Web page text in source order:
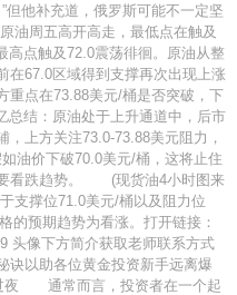
他补充道，俄罗斯可能不一定坚
五高开高走，最低点在触及
高点触及72.0震荡徘徊。原油从整
在67.0区域得到支撑再次出现上涨
重点在73.88美元/桶是否突破，下
总结：原油处于上升通道中，后市
上方关注73.0-73.88美元阻力，
价下破70.0美元/桶，这将止住
要看跌趋势。 (现货油4小时图来
撑位71.0美元/桶以及阻力位
预期趋势为看涨。打开链接：
头像下方简介获取老师联系方式
以助各位黄金投资新手远离爆
夜 通常而言，投资者在一个起